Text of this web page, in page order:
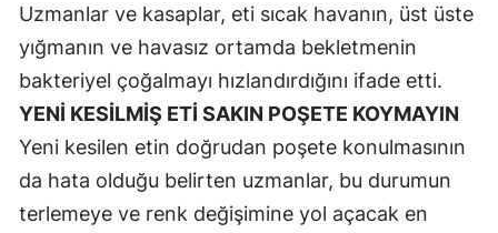
Konya
Kütahya
Malatya
Manisa
Kahramanmaraş
Uzmanlar ve kasaplar, eti sıcak havanın, üst üste
yığmanın ve havasız ortamda bekletmenin
bakteriyel çoğalmayı hızlandırdığını ifade etti.
YENİ KESİLMİŞ ETİ SAKIN POŞETE KOYMAYIN
Yeni kesilen etin doğrudan poşete konulmasının
da hata olduğu belirten uzmanlar, bu durumun
terlemeye ve renk değişimine yol açacak en